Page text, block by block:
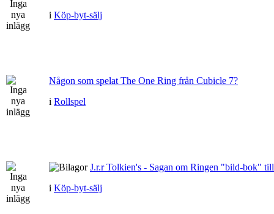
i Köp-byt-sälj
Någon som spelat The One Ring från Cubicle 7?
i Rollspel
J.r.r Tolkien's - Sagan om Ringen "bild-bok"
i Köp-byt-sälj